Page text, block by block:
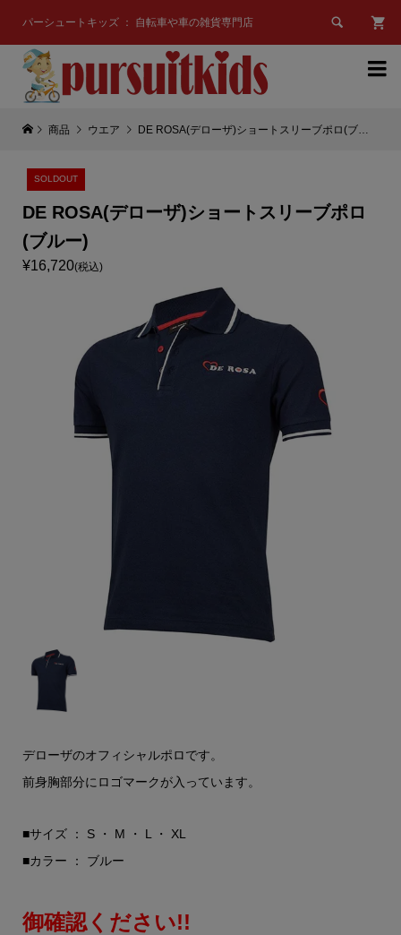
パーシュートキッズ ： 自転車や車の雑貨専門店 

商品 ウエア DE ROSA(デローザ)ショートスリーブポロ(ブルー)
SOLDOUT
DE ROSA(デローザ)ショートスリーブポロ
(ブルー)
¥16,720(税込)
デローザのオフィシャルポロです。
前身胸部分にロゴマークが入っています。
■サイズ ： S ・ M ・ L ・ XL
■カラー ： ブルー
御確認ください!!